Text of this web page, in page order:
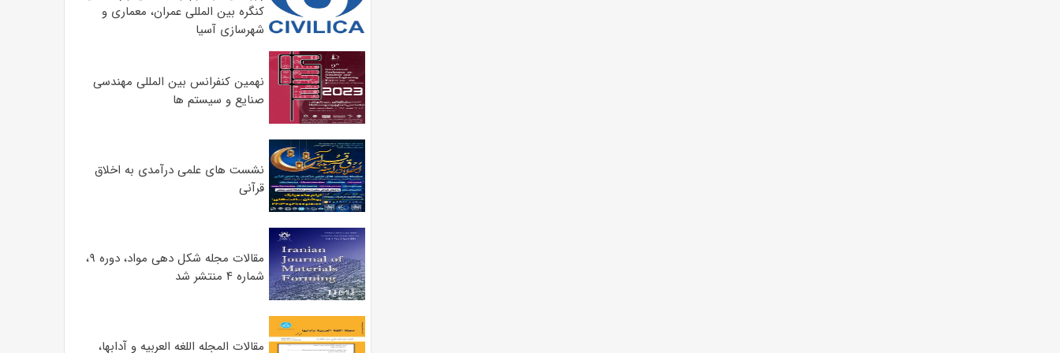
کنگره بین المللی عمران، معماری و
شهرسازی آسیا
نهمین کنفرانس بین المللی مهندسی
صنایع و سیستم­ ها
نشست های علمی درآمدی به اخلاق
قرآنی
مقالات مجله شکل دهی مواد، دوره ۹،
شماره ۴ منتشر شد
مقالات المجله اللغه العربیه و آدابها،